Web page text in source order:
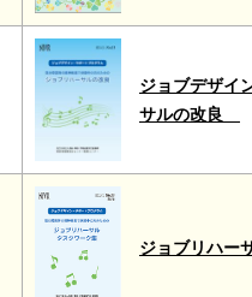
ジョブデザイ
サルの改良
ジョブリハ